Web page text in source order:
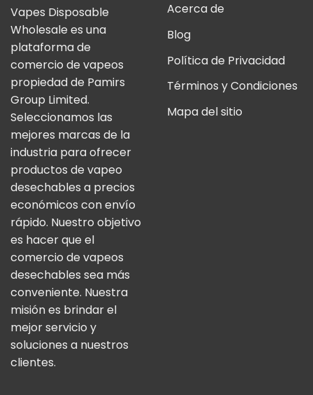
Vapes Disposable
Wholesale es una
plataforma de
comercio de vapeos
propiedad de Pamirs
Group Limited.
Seleccionamos las
mejores marcas de la
industria para ofrecer
productos de vapeo
desechables a precios
económicos con envío
rápido. Nuestro objetivo
es hacer que el
comercio de vapeos
desechables sea más
conveniente. Nuestra
misión es brindar el
mejor servicio y
soluciones a nuestros
clientes.
Acerca de
Blog
Política de Privacidad
Términos y Condiciones
Mapa del sitio